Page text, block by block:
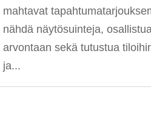
mahtavat
nähdä näytösuinteja,
arvontaan sekä tutustua
ja...